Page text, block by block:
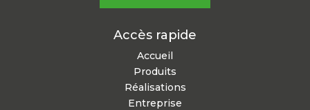
Accès rapide
Accueil
Produits
Réalisations
Entreprise